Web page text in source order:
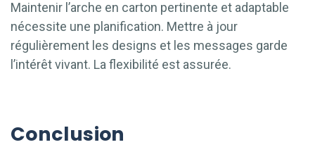
Maintenir l’arche en carton pertinente et adaptable
nécessite une planification. Mettre à jour
régulièrement les designs et les messages garde
l’intérêt vivant. La flexibilité est assurée.
Conclusion